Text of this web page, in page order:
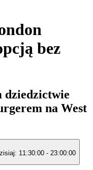
bez
dziedzictwie
na West
11:30:00 - 23:00:00